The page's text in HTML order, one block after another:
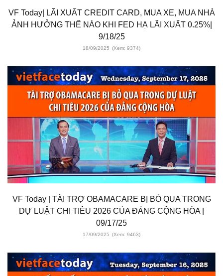
VF Today| LÃI XUẤT CREDIT CARD, MUA XE, MUA NHÀ
ẢNH HƯỞNG THẾ NÀO KHI FED HẠ LÃI XUẤT 0.25%|
9/18/25
18/09/2025 (Xem: 9374)
VF Today | TÀI TRỢ OBAMACARE BỊ BỎ QUA TRONG
DỰ LUẬT CHI TIÊU 2026 CỦA ĐẢNG CỘNG HÒA |
09/17/25
17/09/2025 (Xem: 9463)